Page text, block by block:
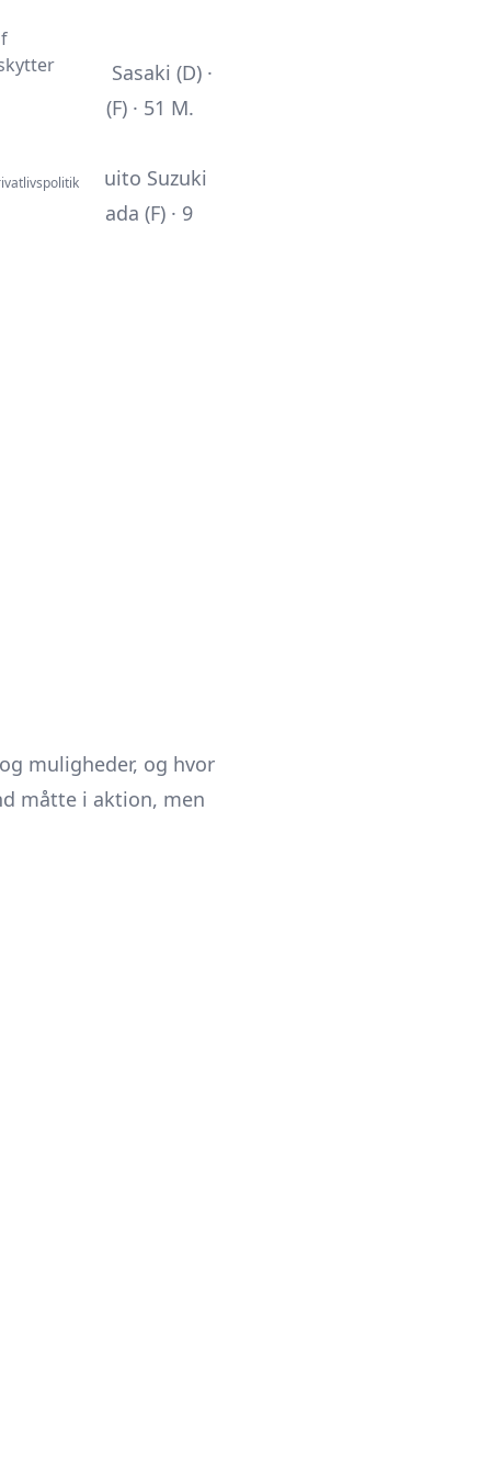
(D) · 19 S. Sasaki (D) ·
N. Maeda (F) · 51 M.
(D) · 50 Yuito Suzuki
Fūki Yamada (F) · 9
muligheder, og hvor
måtte i aktion, men